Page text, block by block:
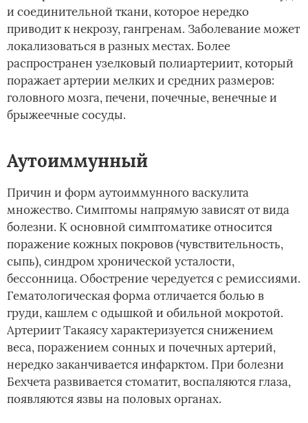
и соединительной ткани, которое нередко
приводит к некрозу, гангренам. Заболевание может
локализоваться в разных местах. Более
распространен узелковый полиартериит, который
поражает артерии мелких и средних размеров:
головного мозга, печени, почечные, венечные и
брыжеечные сосуды.
Аутоиммунный­
Причин и форм аутоиммунного васкулита
множество. Симптомы напрямую зависят от вида
болезни. К основной симптоматике относится
поражение кожных покровов (чувствительность,
сыпь), синдром хронической усталости,
бессонница. Обострение чередуется с ремиссиями.
Гематологическая форма отличается болью в
груди, кашлем с одышкой и обильной мокротой.
Артериит Такаясу характеризуется снижением
веса, поражением сонных и почечных артерий,
нередко заканчивается инфарктом. При болезни
Бехчета развивается стоматит, воспаляются глаза,
появляются язвы на половых органах.